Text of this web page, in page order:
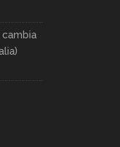
cambia